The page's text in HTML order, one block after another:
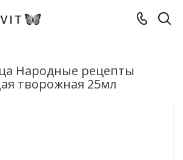
Народные рецепты
творожная 25мл